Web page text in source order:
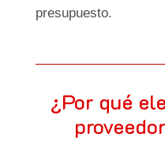
presupuesto.
¿Por qué